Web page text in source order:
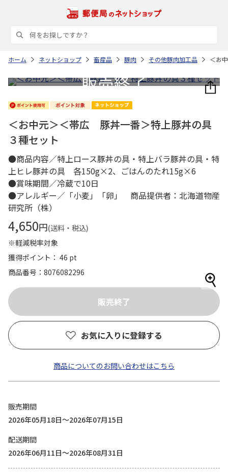
ホーム ネットショップ 畜産品 豚肉 その他豚肉加工品 ＜お
＜お中元＞＜帯広 豚丼一番＞特上豚丼の具
３種セット
●商品内容／特上ロース豚丼の具・特上バラ豚丼の具・特
上ヒレ豚丼の具 各150g×2、ごはんのたれ15g×6
●賞味期間／冷蔵で10日
●アレルギー／「小麦」「卵」 商品提供者：北海道物産
研究所（株）
4,650円(送料・税込)
※軽減税率対象
獲得ポイント： 46 pt
商品番号
8076082296
お気に入りに登録する
商品についてのお問い合わせはこちら
販売期間
2026年05月18日～2026年07月15日
配送期間
2026年06月11日～2026年08月31日